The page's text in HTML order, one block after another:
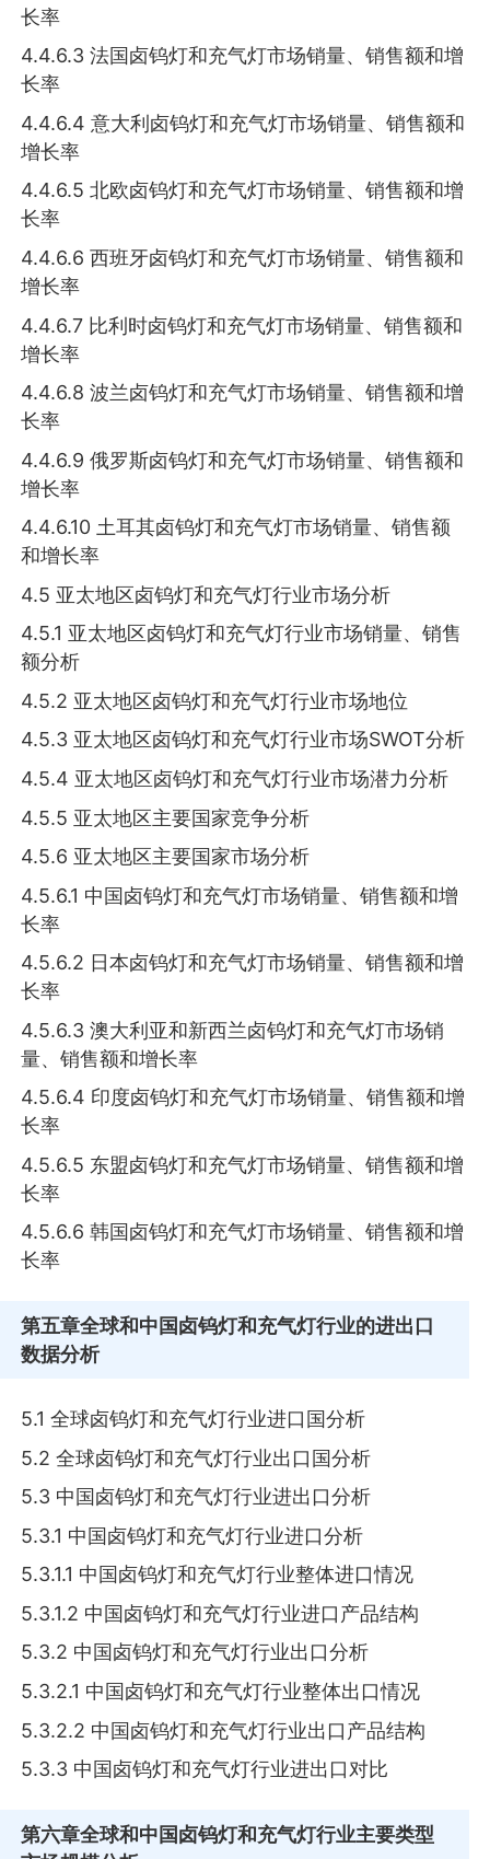
长率
4.4.6.3 法国卤钨灯和充气灯市场销量、销售额和增
长率
4.4.6.4 意大利卤钨灯和充气灯市场销量、销售额和
增长率
4.4.6.5 北欧卤钨灯和充气灯市场销量、销售额和增
长率
4.4.6.6 西班牙卤钨灯和充气灯市场销量、销售额和
增长率
4.4.6.7 比利时卤钨灯和充气灯市场销量、销售额和
增长率
4.4.6.8 波兰卤钨灯和充气灯市场销量、销售额和增
长率
4.4.6.9 俄罗斯卤钨灯和充气灯市场销量、销售额和
增长率
4.4.6.10 土耳其卤钨灯和充气灯市场销量、销售额
和增长率
4.5 亚太地区卤钨灯和充气灯行业市场分析
4.5.1 亚太地区卤钨灯和充气灯行业市场销量、销售
额分析
4.5.2 亚太地区卤钨灯和充气灯行业市场地位
4.5.3 亚太地区卤钨灯和充气灯行业市场SWOT分析
4.5.4 亚太地区卤钨灯和充气灯行业市场潜力分析
4.5.5 亚太地区主要国家竞争分析
4.5.6 亚太地区主要国家市场分析
4.5.6.1 中国卤钨灯和充气灯市场销量、销售额和增
长率
4.5.6.2 日本卤钨灯和充气灯市场销量、销售额和增
长率
4.5.6.3 澳大利亚和新西兰卤钨灯和充气灯市场销
量、销售额和增长率
4.5.6.4 印度卤钨灯和充气灯市场销量、销售额和增
长率
4.5.6.5 东盟卤钨灯和充气灯市场销量、销售额和增
长率
4.5.6.6 韩国卤钨灯和充气灯市场销量、销售额和增
长率
第五章全球和中国卤钨灯和充气灯行业的进出口
数据分析
5.1 全球卤钨灯和充气灯行业进口国分析
5.2 全球卤钨灯和充气灯行业出口国分析
5.3 中国卤钨灯和充气灯行业进出口分析
5.3.1 中国卤钨灯和充气灯行业进口分析
5.3.1.1 中国卤钨灯和充气灯行业整体进口情况
5.3.1.2 中国卤钨灯和充气灯行业进口产品结构
5.3.2 中国卤钨灯和充气灯行业出口分析
5.3.2.1 中国卤钨灯和充气灯行业整体出口情况
5.3.2.2 中国卤钨灯和充气灯行业出口产品结构
5.3.3 中国卤钨灯和充气灯行业进出口对比
第六章全球和中国卤钨灯和充气灯行业主要类型